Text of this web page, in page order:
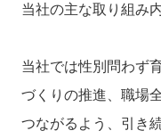
当社の主な取り組み
当社では性別問わず
づくりの推進、職場
つながるよう、引き